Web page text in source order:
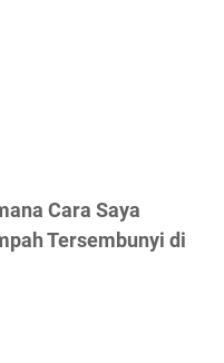
Cara Saya
Tersembunyi di